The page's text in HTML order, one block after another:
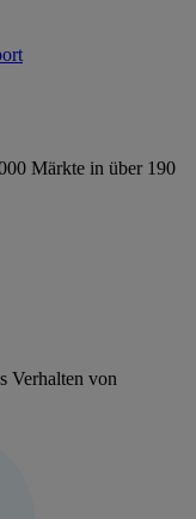
Märkte in über 190
Verhalten von